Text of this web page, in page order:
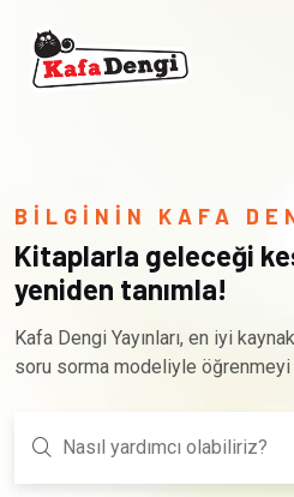
BİLGİNİN KAFA
Kitaplarla geleceği
yeniden tanımla!
Kafa Dengi Yayınları, en iyi
soru sorma modeliyle öğrenmeyi